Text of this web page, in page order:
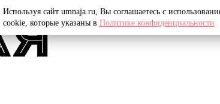
Используя сайт umnaja.ru, Вы соглашаетесь с
cookie, которые указаны в Политике конфиденциальности